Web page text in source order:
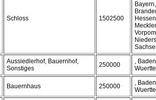
Schloss 1502500
Bayern,
Aussiedlerhof, Bauernhof,
Sonstiges
250000
,
Bauernhaus 250000
,